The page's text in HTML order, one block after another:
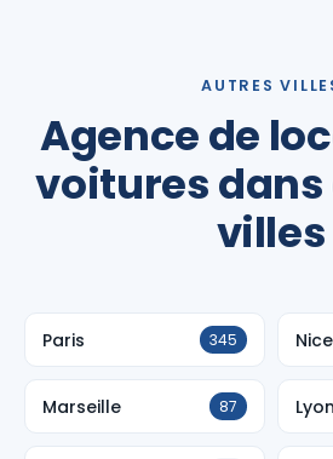
AUTRES
Agence de
voitures
villes
Paris 345 Nice
Marseille 87 Lyon